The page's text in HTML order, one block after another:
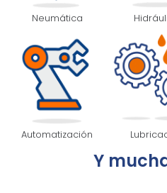
Neumática
Automatización
Y